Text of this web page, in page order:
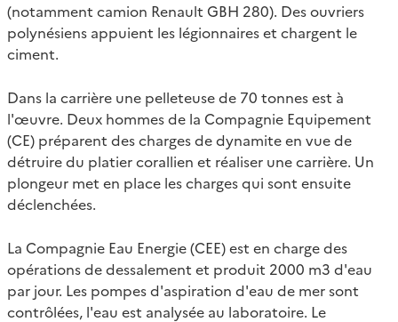
(notamment camion Renault GBH 280). Des ouvriers
polynésiens appuient les légionnaires et chargent le
ciment.
Dans la carrière une pelleteuse de 70 tonnes est à
l'œuvre. Deux hommes de la Compagnie Equipement
(CE) préparent des charges de dynamite en vue de
détruire du platier corallien et réaliser une carrière. Un
plongeur met en place les charges qui sont ensuite
déclenchées.
La Compagnie Eau Energie (CEE) est en charge des
opérations de dessalement et produit 2000 m3 d'eau
par jour. Les pompes d'aspiration d'eau de mer sont
contrôlées, l'eau est analysée au laboratoire. Le